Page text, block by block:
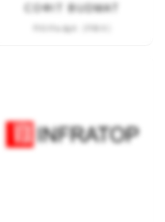
СОФІТ BUDMAT
ПОЛЬЩА (ПВХ)